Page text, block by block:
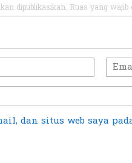
dipublikasikan. Ruas yang wajib
dan situs web saya